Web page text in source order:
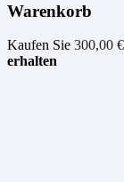
Warenkorb
Kaufen Sie 300,00 €
erhalten